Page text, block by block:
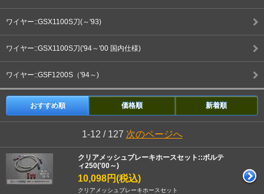
ワイヤー::GSX1100S刀(～'93)
ワイヤー::GSX1100S刀('94～'00 国内仕様)
ワイヤー::GSF1200S（'94～)
おすすめ順 価格順 新着順
1-12 / 127 次のページへ
クリアメッシュブレーキホースセット::ボルテ
ィ250('00～)
10,098円(税込)
クリアメッシュブレーキホースセット